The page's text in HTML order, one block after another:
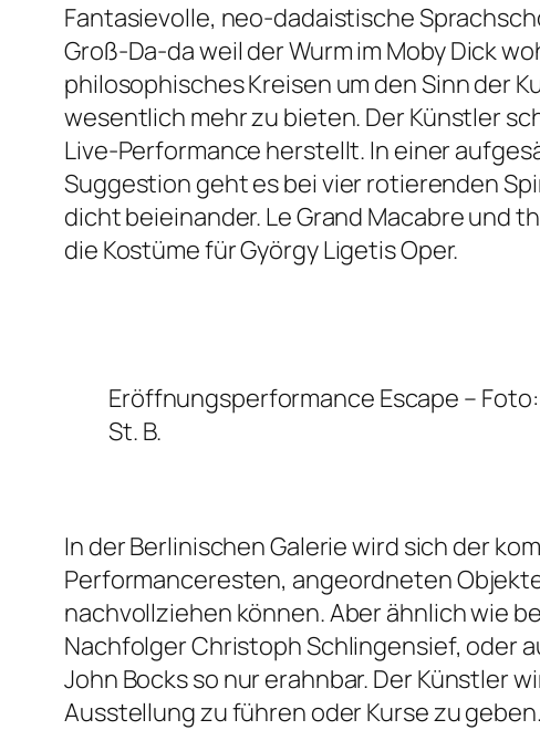
Fantasievolle, neo-dadaistische
Groß-Da-da weil der Wurm im Moby Dick
philosophisches Kreisen um den Sinn der
wesentlich mehr zu bieten. Der Künstler
Live-Performance herstellt. In einer
Suggestion geht es bei vier rotierenden
dicht beieinander. Le Grand Macabre und
die Kostüme für György Ligetis Oper.
Eröffnungsperformance Escape – Foto:
St. B.
In der Berlinischen Galerie wird sich der
Performanceresten, angeordneten
nachvollziehen können. Aber ähnlich wie
Nachfolger Christoph Schlingensief, oder
John Bocks so nur erahnbar. Der Künstler
Ausstellung zu führen oder Kurse zu geben.